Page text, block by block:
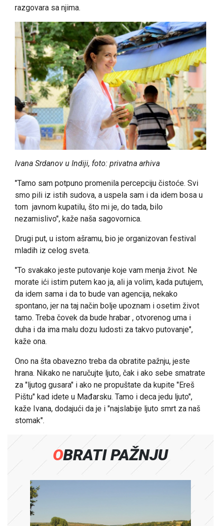
razgovara sa njima.
Ivana Srdanov u Indiji, foto: privatna arhiva
"Tamo sam potpuno promenila percepciju čistoće. Svi
smo pili iz istih sudova, a uspela sam i da idem bosa u
tom javnom kupatilu, što mi je, do tada, bilo
nezamislivo", kaže naša sagovornica.
Drugi put, u istom ašramu, bio je organizovan festival
mladih iz celog sveta.
"To svakako jeste putovanje koje vam menja život. Ne
morate ići istim putem kao ja, ali ja volim, kada putujem,
da idem sama i da to bude van agencija, nekako
spontano, jer na taj način bolje upoznam i osetim život
tamo. Treba čovek da bude hrabar , otvorenog uma i
duha i da ima malu dozu ludosti za takvo putovanje",
kaže ona.
Ono na šta obavezno treba da obratite pažnju, jeste
hrana. Nikako ne naručujte ljuto, čak i ako sebe smatrate
za "ljutog gusara" i ako ne propuštate da kupite "Ereš
Pištu" kad idete u Mađarsku. Tamo i deca jedu ljuto",
kaže Ivana, dodajući da je i "najslabije ljuto smrt za naš
stomak".
OBRATI PAŽNJU